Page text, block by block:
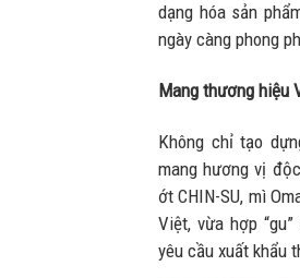
dạng hóa sản
ngày càng phong
Mang thương hiệu
Không chỉ tạo
mang hương vị
ớt CHIN-SU, mì
Việt, vừa hợp
yêu cầu xuất khẩu